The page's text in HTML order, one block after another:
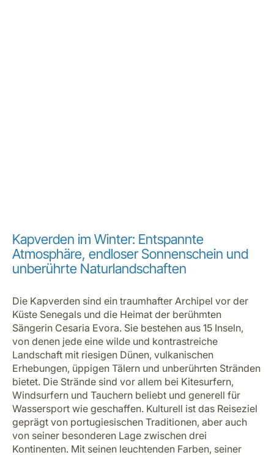
Kapverden im Winter: Entspannte
Atmosphäre, endloser Sonnenschein und
unberührte Naturlandschaften
Die Kapverden sind ein traumhafter Archipel vor der
Küste Senegals und die Heimat der berühmten
Sängerin Cesaria Evora. Sie bestehen aus 15 Inseln,
von denen jede eine wilde und kontrastreiche
Landschaft mit riesigen Dünen, vulkanischen
Erhebungen, üppigen Tälern und unberührten Stränden
bietet. Die Strände sind vor allem bei Kitesurfern,
Windsurfern und Tauchern beliebt und generell für
Wassersport wie geschaffen. Kulturell ist das Reiseziel
geprägt von portugiesischen Traditionen, aber auch
von seiner besonderen Lage zwischen drei
Kontinenten. Mit seinen leuchtenden Farben, seiner